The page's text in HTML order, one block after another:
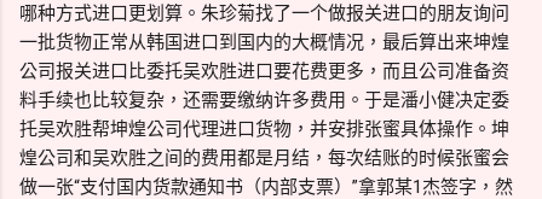
哪种方式进口更划算。朱珍菊找了一个做报关进口的朋友询问
一批货物正常从韩国进口到国内的大概情况，最后算出来坤煌
公司报关进口比委托吴欢胜进口要花费更多，而且公司准备资
料手续也比较复杂，还需要缴纳许多费用。于是潘小健决定委
托吴欢胜帮坤煌公司代理进口货物，并安排张蜜具体操作。坤
煌公司和吴欢胜之间的费用都是月结，每次结账的时候张蜜会
做一张“支付国内货款通知书（内部支票）”拿郭某1杰签字，然